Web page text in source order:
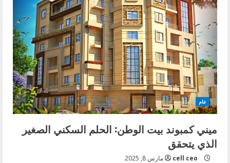
R
e
a
d
i
n
g
عام
ميني كمبوند بيت الوطن: الحلم السكني الصغير
الذي يتحقق
cell ceo مارس 8, 2025